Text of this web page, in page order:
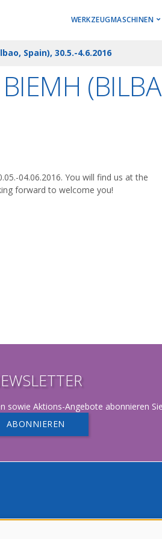
MAIN
WERKZEUGMASCHINEN
Vertikale
Vertikale
Spain), 30.5.-4.6.2016
04.06.2016. You will find us at the
forward to welcome you!
sowie Aktions-Angebote abonnieren
ABONNIEREN